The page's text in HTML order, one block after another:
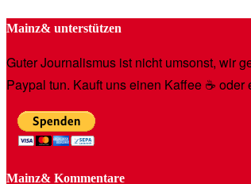
Mainz& unterstützen
Guter Journalismus ist nicht umsonst, wir
Paypal tun. Kauft uns einen Kaffee ☕️
Mainz& Kommentare